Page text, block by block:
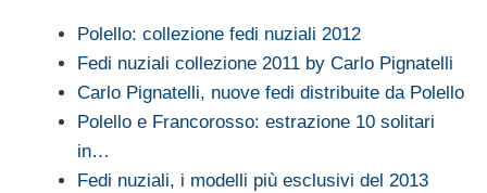
Polello: collezione fedi nuziali 2012
Fedi nuziali collezione 2011 by Carlo Pignatelli
Carlo Pignatelli, nuove fedi distribuite da Polello
Polello e Francorosso: estrazione 10 solitari
in…
Fedi nuziali, i modelli più esclusivi del 2013